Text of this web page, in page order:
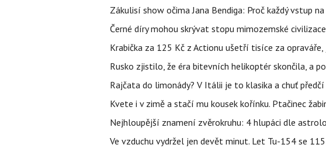
Zákulisí show očima Jana Bendiga: Proč každý vstup
Černé díry mohou skrývat stopu mimozemské
Krabička za 125 Kč z Actionu ušetří tisíce za
Rusko zjistilo, že éra bitevních helikoptér skončila, a
Rajčata do limonády? V Itálii je to klasika a chuť
Kvete i v zimě a stačí mu kousek kořínku. Ptačinec
Nejhloupější znamení zvěrokruhu: 4 hlupáci dle
Ve vzduchu vydržel jen devět minut. Let Tu-154 se